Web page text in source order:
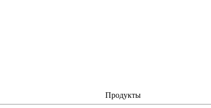
Продукты